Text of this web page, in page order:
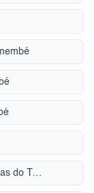
Avenida Vereadorua Angelo Bortolo, Palmas do Tremembé